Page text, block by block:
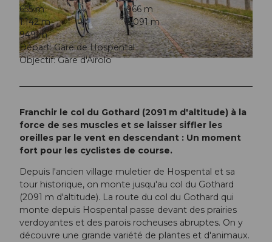
© Morris Schmid, Ferienregion Andermatt
© Andermatt-Urserntal Tourismus GmbH, Ferie
nregion Andermatt
© Andermatt-Urserntal Tourismus GmbH, Ferie
nregion Andermatt
655 m
966 m
1.142 m
2.091 m
949 m
Départ: Gare de Hospental
Objectif: Gare d'Airolo
Franchir le col du Gothard (2091 m d'altitude) à la
force de ses muscles et se laisser siffler les
oreilles par le vent en descendant : Un moment
fort pour les cyclistes de course.
Depuis l'ancien village muletier de Hospental et sa
tour historique, on monte jusqu'au col du Gothard
(2091 m d'altitude). La route du col du Gothard qui
monte depuis Hospental passe devant des prairies
verdoyantes et des parois rocheuses abruptes. On y
découvre une grande variété de plantes et d'animaux.